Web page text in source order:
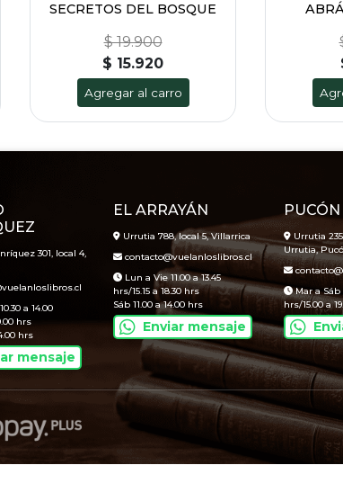
SECRETOS DEL BOSQUE
$ 19.900
$ 15.920
Agregar al carro
301, local 4,
a 14.00
hrs
hrs
mensaje
EL ARRAYÁN
Urrutia 788, local 5, Villarrica
contacto@vuelanloslibros.cl
Lun a Vie 11.00 a 13.45
hrs/15.15 a 18.30 hrs
Sáb 11.00 a 14.00 hrs
Enviar mensaje
PUCÓN
Urrutia
Urrutia,
Mar a Sáb
hrs/15.00 a